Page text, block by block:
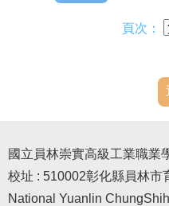
頁次：
國立員林崇實高級工業職業
校址 : 510002彰化縣員林市
National Yuanlin